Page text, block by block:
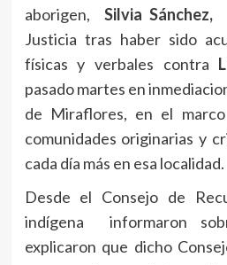
aborigen,
Silvia Sánchez,
Justicia tras haber sido
físicas y verbales contra
pasado martes en
de Miraflores, en el
comunidades originarias y
cada día más en esa localidad.
Desde el Consejo de
indígena informaron
explicaron que dicho